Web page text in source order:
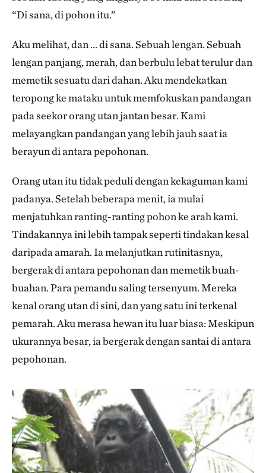
“Di sana, di pohon itu.”
Aku melihat, dan ... di sana. Sebuah lengan. Sebuah
lengan panjang, merah, dan berbulu lebat terulur dan
memetik sesuatu dari dahan. Aku mendekatkan
teropong ke mataku untuk memfokuskan pandangan
pada seekor orang utan jantan besar. Kami
melayangkan pandangan yang lebih jauh saat ia
berayun di antara pepohonan.
Orang utan itu tidak peduli dengan kekaguman kami
padanya. Setelah beberapa menit, ia mulai
menjatuhkan ranting-ranting pohon ke arah kami.
Tindakannya ini lebih tampak seperti tindakan kesal
daripada amarah. Ia melanjutkan rutinitasnya,
bergerak di antara pepohonan dan memetik buah-
buahan. Para pemandu saling tersenyum. Mereka
kenal orang utan di sini, dan yang satu ini terkenal
pemarah. Aku merasa hewan itu luar biasa: Meskipun
ukurannya besar, ia bergerak dengan santai di antara
pepohonan.